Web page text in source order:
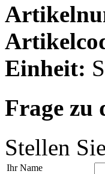
Einheit:
Frage zu
Stellen
Ihr Name